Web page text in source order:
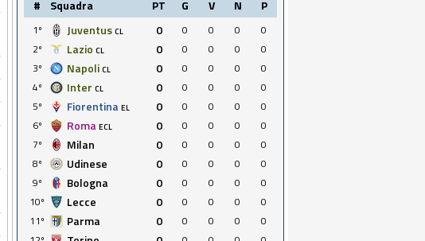
# Squadra PT G V N P
1º Juventus CL 0 0 0 0
0
2º
Lazio CL 0 0 0 0
0
3º
Napoli CL 0 0 0 0
0
4º
Inter CL 0 0 0 0
0
5º
Fiorentina EL 0 0 0 0
0
6º
Roma ECL 0 0 0 0
0
7º
Milan 0 0 0 0
0
8º
Udinese 0 0 0 0
0
9º
Bologna 0 0 0 0
0
10º
Lecce 0 0 0 0
0
11º
Parma 0 0 0 0
0